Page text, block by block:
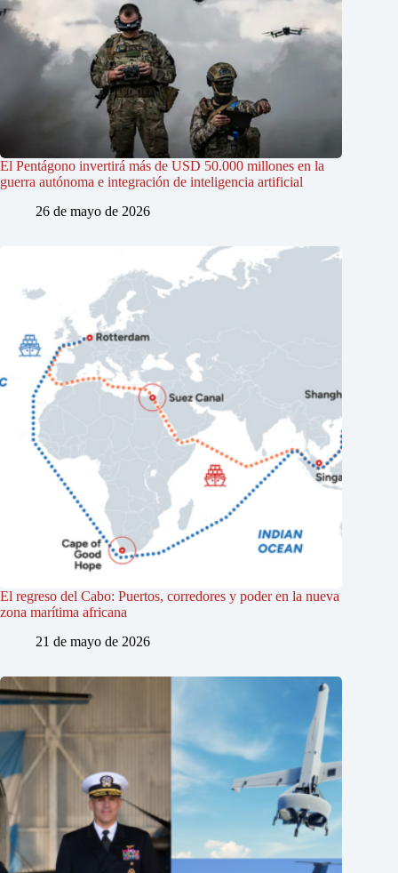
El Pentágono invertirá más de USD 50.000 millones en la
guerra autónoma e integración de inteligencia artificial
26 de mayo de 2026
El regreso del Cabo: Puertos, corredores y poder en la nueva
zona marítima africana
21 de mayo de 2026